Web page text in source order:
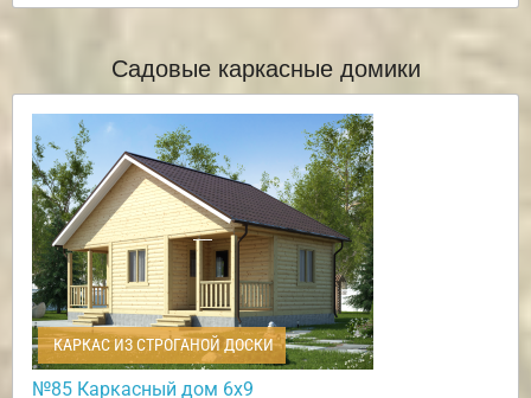
Садовые каркасные домики
КАРКАС ИЗ СТРОГАНОЙ ДОСКИ
№85 Каркасный дом 6х9